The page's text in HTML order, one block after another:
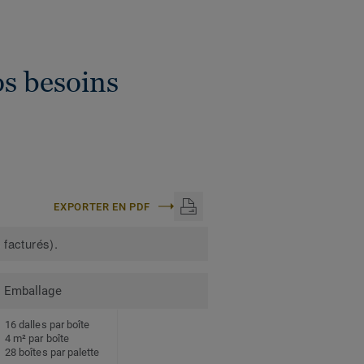
besoins
EXPORTER EN PDF
facturés).
Emballage
16 dalles par boîte
4 m² par boîte
28 boîtes par palette